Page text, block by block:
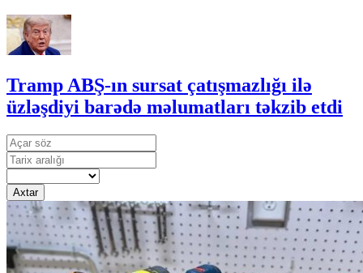
Tramp ABŞ-ın sursat çatışmazlığı ilə
üzləşdiyi barədə məlumatları təkzib etdi
Axtar